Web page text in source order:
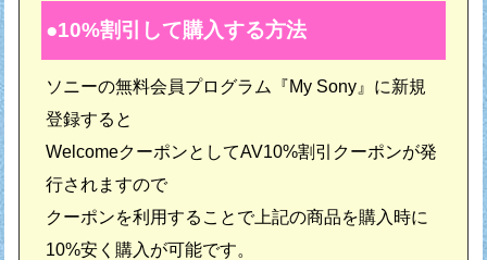
10%割引して購入する方法
ソニーの無料会員プログラム『My Sony』に新規
登録すると
WelcomeクーポンとしてAV10%割引クーポンが発
行されますので
クーポンを利用することで上記の商品を購入時に
10%安く購入が可能です。